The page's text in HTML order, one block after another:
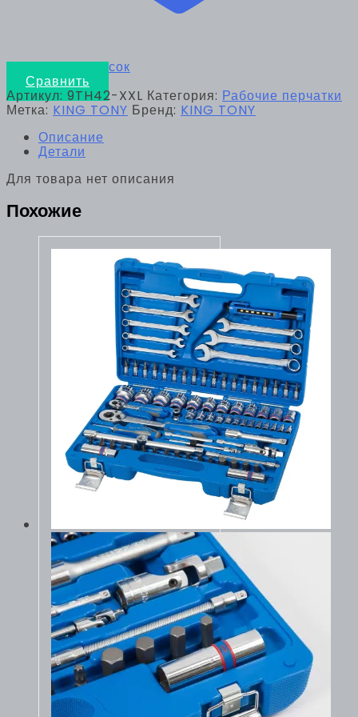
Добавить в список
Сравнить
Артикул: 9TH42-XXL Категория: Рабочие перчатки
Метка: KING TONY Бренд: KING TONY
Описание
Детали
Для товара нет описания
Похожие